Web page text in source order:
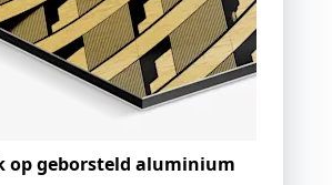
op geborsteld aluminium